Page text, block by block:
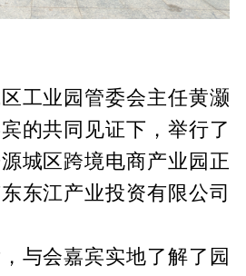
工业园管委会主任黄灏
的共同见证下，举行了
城区跨境电商产业园正
东江产业投资有限公司
与会嘉宾实地了解了园